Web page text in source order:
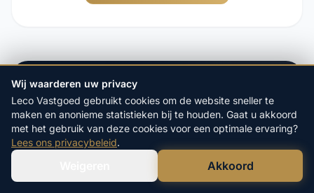
Waarom kiezen voor Leco
Vastgoed?
Al 20 jaar dé specialist in het
direct aankopen van woningen
Bel Ons Direct
Wij waarderen uw privacy
Leco Vastgoed gebruikt cookies om de website sneller te
maken en anonieme statistieken bij te houden. Gaat u akkoord
met het gebruik van deze cookies voor een optimale ervaring?
Lees ons privacybeleid.
Akkoord